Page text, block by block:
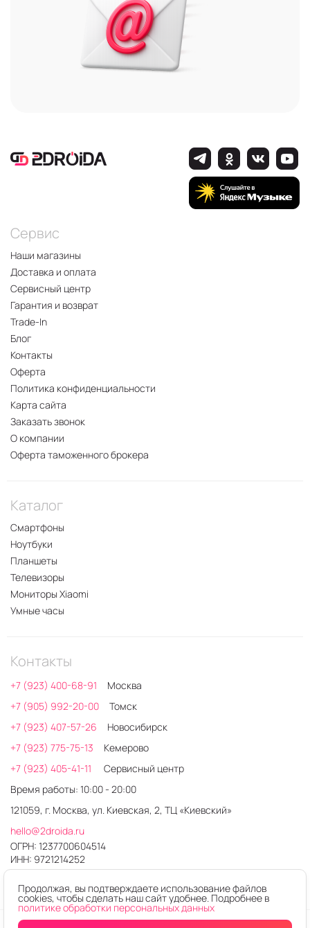
Сервис
Наши магазины
Доставка и оплата
Сервисный центр
Гарантия и возврат
Trade-In
Блог
Контакты
Оферта
Политика конфиденциальности
Карта сайта
Заказать звонок
О компании
Оферта таможенного брокера
Каталог
Смартфоны
Ноутбуки
Планшеты
Телевизоры
Мониторы Xiaomi
Умные часы
Контакты
+7 (923) 400-68-91
Москва
+7 (905) 992-20-00
Томск
+7 (923) 407-57-26
Новосибирск
+7 (923) 775-75-13
Кемерово
+7 (923) 405-41-11
Сервисный центр
Время работы: 10:00 - 20:00
121059, г. Москва, ул. Киевская, 2, ТЦ «Киевский»
hello@2droida.ru
ОГРН: 1237700604514
ИНН: 9721214252
Продолжая, вы подтверждаете использование файлов
cookies, чтобы сделать наш сайт удобнее. Подробнее в
политике обработки персональных данных